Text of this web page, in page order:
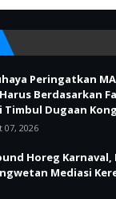
Peringatkan
Berdasarkan
Timbul Dugaan
07, 2026
Horeg Karnaval,
Mediasi